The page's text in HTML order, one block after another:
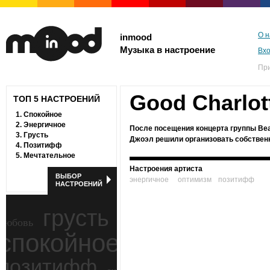
inmood
Музыка в настроение
О
ТОП 5 НАСТРОЕНИЙ
1. Спокойное
2. Энергичное
3. Грусть
4. Позитифф
5. Мечтательное
ВЫБОР
НАСТРОЕНИЙ
грусть
Good
После посещения концерта группы
Джоэл решили организовать
Настроения артиста
энергичное
оптимизм позитифф